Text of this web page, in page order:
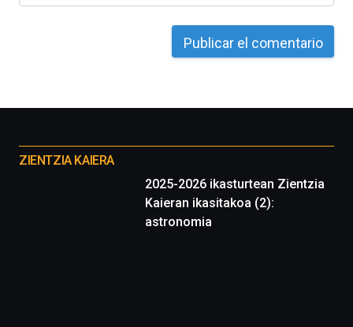
proyectos
ZIENTZIA KAIERA
2025-2026 ikasturtean Zientzia
Kaieran ikasitakoa (2):
astronomia